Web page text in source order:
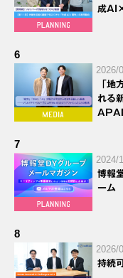
成
6
2026/
「地
れる
7
2024/
博報
ーム
8
2026/
持続